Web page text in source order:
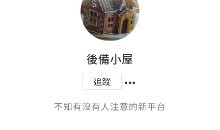
後備小屋
追蹤
不知有沒有人注意的新平台